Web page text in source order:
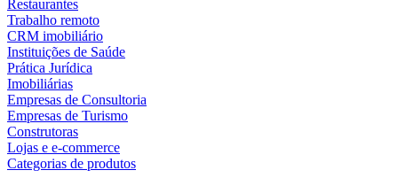
Restaurantes
Trabalho remoto
CRM imobiliário
Instituições de Saúde
Prática Jurídica
Imobiliárias
Empresas de Consultoria
Empresas de Turismo
Construtoras
Lojas e e-commerce
Categorias de produtos